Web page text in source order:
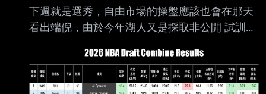
下週就是選秀，自由市場的操盤應該也會在那天
看出端倪，由於今年湖人又是採取非公開 試訓，
正好#25左右後會有一波段層，所 以人選有誰大
概不難猜，以下就最後再列出幾個畢竟熱門的人